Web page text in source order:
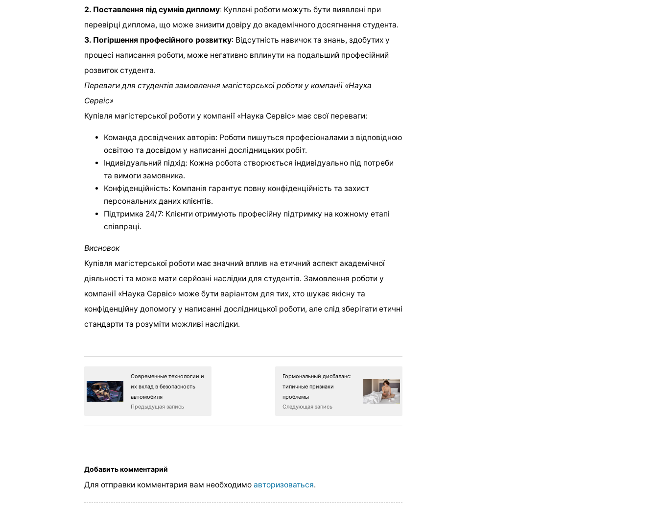
2. Поставлення під сумнів диплому: Куплені роботи можуть бути виявлені при
перевірці диплома, що може знизити довіру до академічного досягнення студента.
3. Погіршення професійного розвитку: Відсутність навичок та знань, здобутих у
процесі написання роботи, може негативно вплинути на подальший професійний
розвиток студента.
Переваги для студентів замовлення магістерської роботи у компанії «Наука
Сервіс»
Купівля магістерської роботи у компанії «Наука Сервіс» має свої переваги:
Команда досвідчених авторів: Роботи пишуться професіоналами з відповідною
освітою та досвідом у написанні дослідницьких робіт.
Індивідуальний підхід: Кожна робота створюється індивідуально під потреби
та вимоги замовника.
Конфіденційність: Компанія гарантує повну конфіденційність та захист
персональних даних клієнтів.
Підтримка 24/7: Клієнти отримують професійну підтримку на кожному етапі
співпраці.
Висновок
Купівля магістерської роботи має значний вплив на етичний аспект академічної
діяльності та може мати серйозні наслідки для студентів. Замовлення роботи у
компанії «Наука Сервіс» може бути варіантом для тих, хто шукає якісну та
конфіденційну допомогу у написанні дослідницької роботи, але слід зберігати етичні
стандарти та розуміти можливі наслідки.
Современные технологии и
их вклад в безопасность
автомобиля
Предыдущая запись
Гормональный дисбаланс:
типичные признаки
проблемы
Следующая запись
Добавить комментарий
Для отправки комментария вам необходимо авторизоваться.